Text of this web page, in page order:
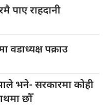
पाए राहदानी
वडाध्यक्ष पक्राउ
भने- सरकारमा कोही
छौँ